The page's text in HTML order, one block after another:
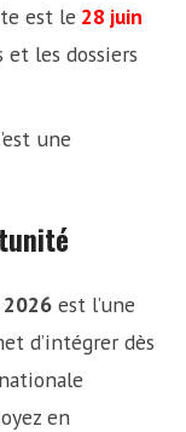
est le 28 juin
les dossiers
une
2026 est l’une
d’intégrer dès
en